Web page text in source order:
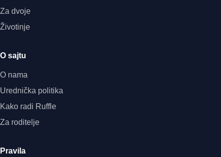
Za dvoje
Životinje
O sajtu
O nama
Urednička politika
Kako radi Ruffle
Za roditelje
Pravila